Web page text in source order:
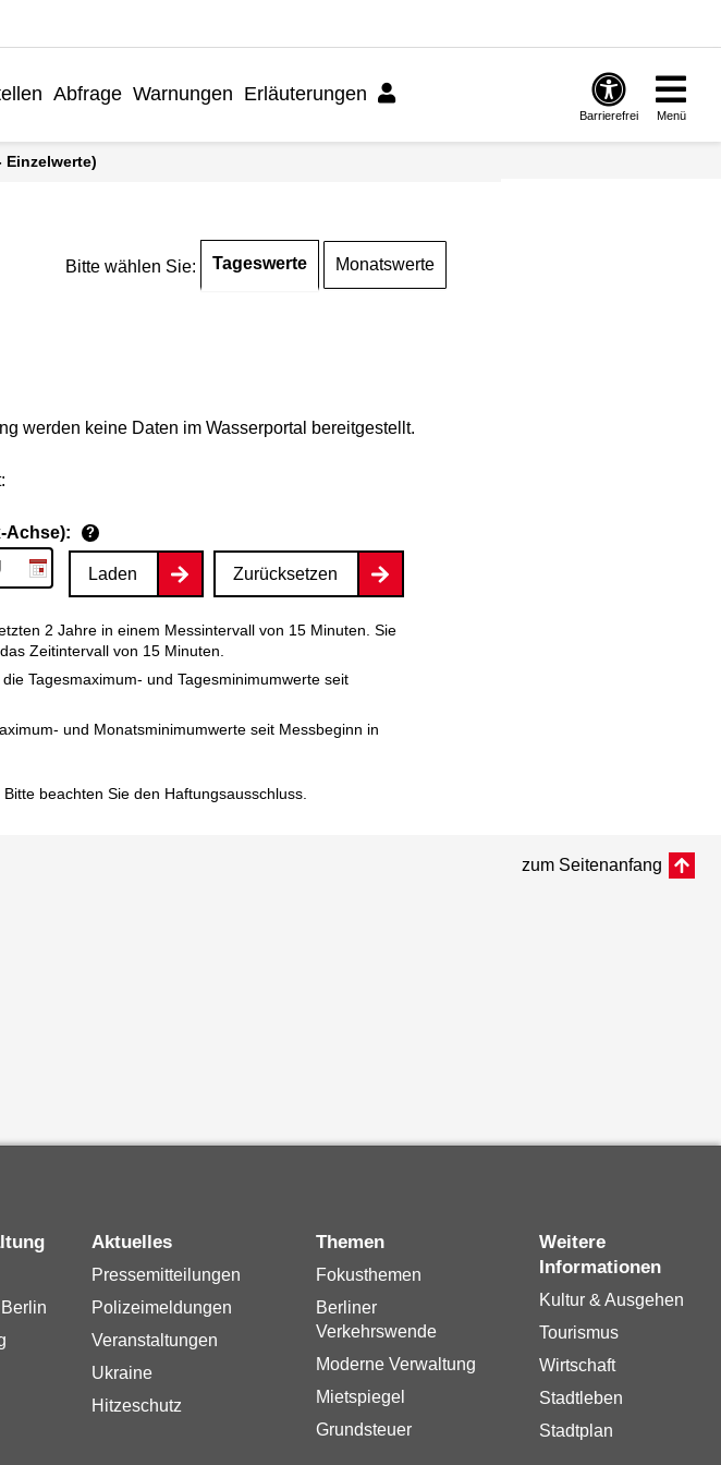
Abfrage Warnungen Erläuterungen
Barrierefrei Menü
Bitte wählen Sie: Tageswerte Monatswerte
werden keine Daten im Wasserportal bereitgestellt.
Achse): ?
Laden Zurücksetzen
2 Jahre in einem Messintervall von 15 Minuten. Sie
Zeitintervall von 15 Minuten.
Tagesmaximum- und Tagesminimumwerte seit
und Monatsminimumwerte seit Messbeginn in
beachten Sie den Haftungsausschluss.
zum Seitenanfang
Aktuelles
Pressemitteilungen
Polizeimeldungen
Veranstaltungen
Ukraine
Hitzeschutz
Themen
Fokusthemen
Berliner
Verkehrswende
Moderne Verwaltung
Mietspiegel
Grundsteuer
Weitere
Informationen
Kultur & Ausgehen
Tourismus
Wirtschaft
Stadtleben
Stadtplan